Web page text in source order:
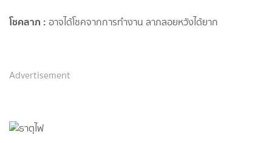
โชคลาภ : อาจได้โชคจากการทำงาน ลาภลอยหวังได้ยาก
Advertisement